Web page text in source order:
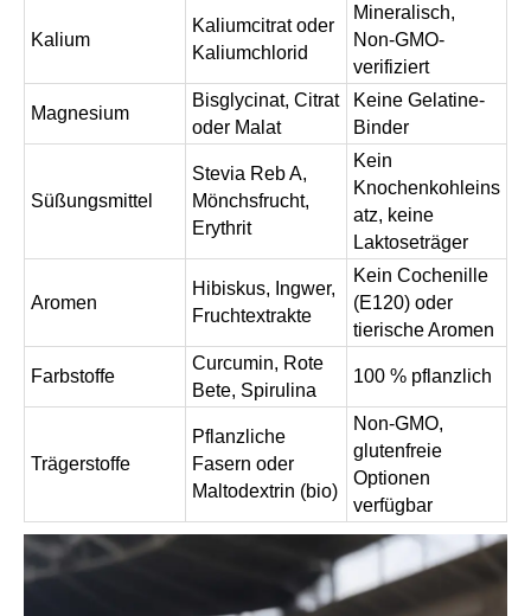
Kalium
Kaliumcitrat oder
Kaliumchlorid
Mineralisch,
Non-GMO-
verifiziert
Magnesium
Bisglycinat, Citrat
oder Malat
Keine Gelatine-
Binder
Süßungsmittel
Stevia Reb A,
Mönchsfrucht,
Erythrit
Kein
Knochenkohleins
atz, keine
Laktoseträger
Aromen
Hibiskus, Ingwer,
Fruchtextrakte
Kein Cochenille
(E120) oder
tierische Aromen
Farbstoffe
Curcumin, Rote
Bete, Spirulina
100 % pflanzlich
Trägerstoffe
Pflanzliche
Fasern oder
Maltodextrin (bio)
Non-GMO,
glutenfreie
Optionen
verfügbar